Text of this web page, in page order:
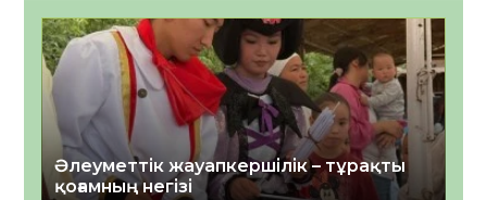
Әлеуметтік жауапкершілік – тұрақты
қоғамның негізі